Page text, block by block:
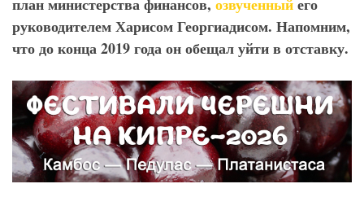
план министерства финансов, озвученныйего
руководителем Харисом Георгиадисом. Напомним,
что до конца 2019 года он обещал уйти в отставку.